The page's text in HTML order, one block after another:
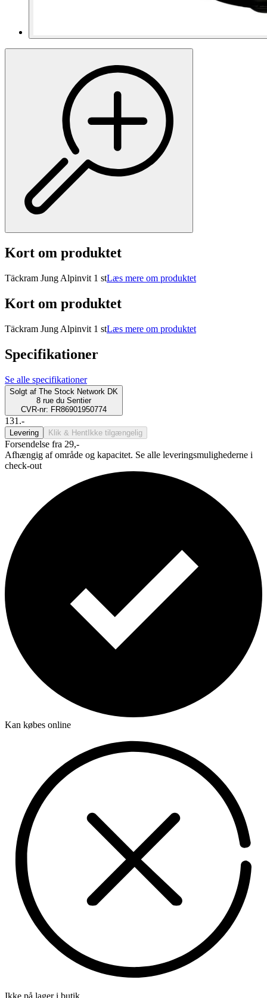
Kort om produktet
Täckram Jung Alpinvit 1 stLæs mere om produktet
Kort om produktet
Täckram Jung Alpinvit 1 stLæs mere om produktet
Specifikationer
Se alle specifikationer
Solgt af The Stock Network DK
8 rue du Sentier
CVR-nr: FR86901950774
131.-
Levering Klik & Hent Ikke tilgængelig
Forsendelse fra 29,-
Afhængig af område og kapacitet. Se alle leveringsmulighederne i
check-out
Kan købes online